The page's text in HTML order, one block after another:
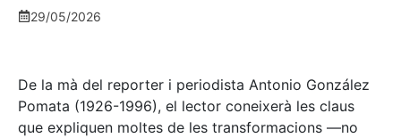
29/05/2026
De la mà del reporter i periodista Antonio González
Pomata (1926-1996), el lector coneixerà les claus
que expliquen moltes de les transformacions —no